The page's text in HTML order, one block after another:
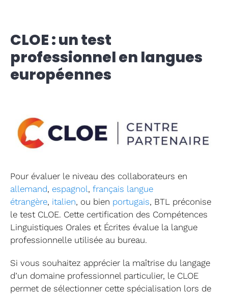
CLOE : un test
professionnel en langues
européennes
Pour évaluer le niveau des collaborateurs en
allemand, espagnol, français langue
étrangère, italien, ou bien portugais, BTL préconise
le test CLOE. Cette certification des Compétences
Linguistiques Orales et Écrites évalue la langue
professionnelle utilisée au bureau.
Si vous souhaitez apprécier la maîtrise du langage
d’un domaine professionnel particulier, le CLOE
permet de sélectionner cette spécialisation lors de